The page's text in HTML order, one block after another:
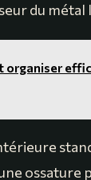
du
organiser
ossature